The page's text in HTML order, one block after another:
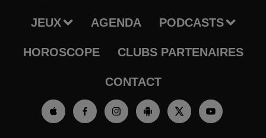
JEUX AGENDA PODCASTS
HOROSCOPE CLUBS PARTENAIRES
CONTACT